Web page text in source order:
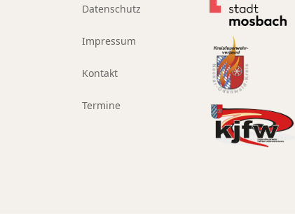
Datenschutz
Impressum
Kontakt
Termine